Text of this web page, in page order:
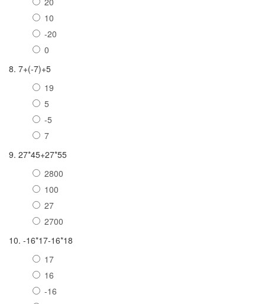
10
-20
0
8. 7+(-7)+5
19
5
-5
7
9. 27*45+27*55
2800
100
27
2700
10. -16*17-16*18
17
16
-16